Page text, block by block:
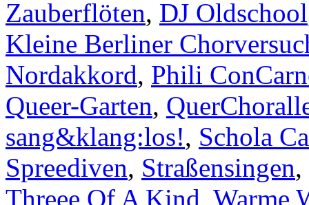
Zauberflöten, DJ Oldschool
Kleine Berliner
Nordakkord, Phili
Queer-Garten,
sang&klang:los!, Schola
Spreediven, Straßensingen,
Threee Of A Kind, Warme